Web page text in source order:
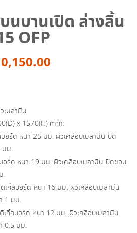
นบานเปิด ล่างลิ้น
OFP
฿10,150.00.
เมลามีน
x 1570(H) mm.
อร์ด หนา 25 มม. ผิวเคลือบเมลามีน ปิด
มม.
อร์ด หนา 19 มม. ผิวเคลือบเมลามีน ปิดขอบ
.
เกิ้ลบอร์ด หนา 16 มม. ผิวเคลือบเมลามีน
1 มม.
เกิ้ลบอร์ด หนา 12 มม. ผิวเคลือบเมลามีน
0.5 มม.